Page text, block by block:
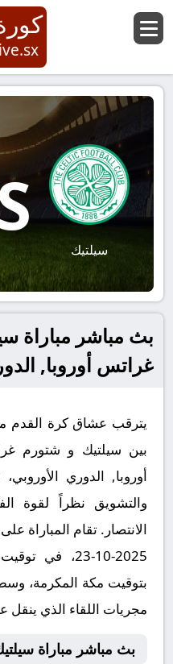
سيلتيك
بث مباشر مباراة
غراتس أوروبا,
يترقب عشاق كرة القدم
بين سيلتيك و شتورم
أوروبا, الدوري
والتشويق نظراً لقوة
الانتصار. تقام المباراة
بتوقيت مكة المكرمة،
مجريات اللقاء الذي ينقل
بث مباشر مباراة